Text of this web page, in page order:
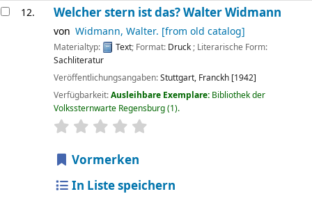
12. Welcher stern ist das?Walter Widmann
von Widmann, Walter. [from old catalog]
Materialtyp: Text; Format: Druck ; Literarische Form:
Sachliteratur
Veröffentlichungsangaben:Stuttgart, Franckh [1942]
Verfügbarkeit:Ausleihbare Exemplare: Bibliothek der
Volkssternwarte Regensburg(1).
Sternchenbewertung
Vormerken
In Liste speichern